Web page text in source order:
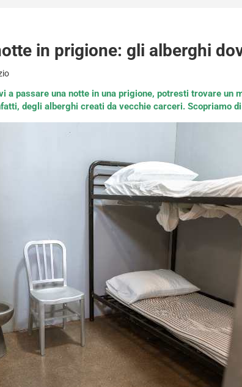
in prigione: gli alberghi
a passare una notte in una prigione, potresti trovare un
degli alberghi creati da vecchie carceri. Scopriamo